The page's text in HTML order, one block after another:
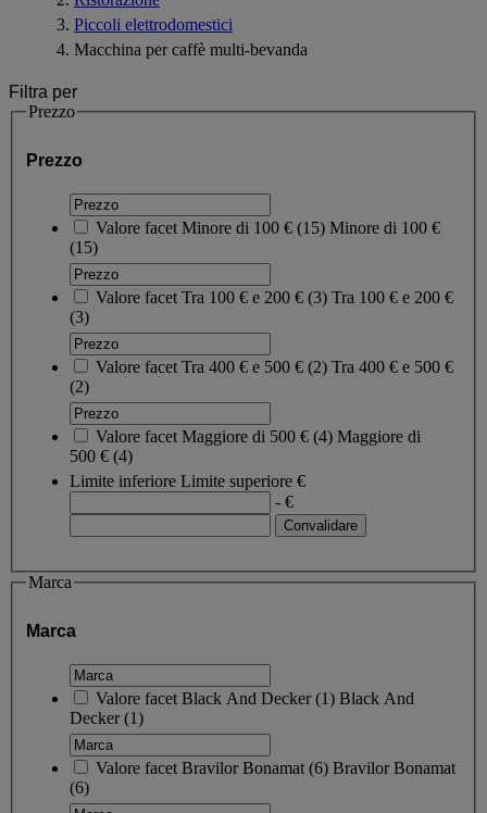
Piccoli elettrodomestici
Macchina per caffè multi-bevanda
Filtra per
Prezzo
Prezzo
Valore facet Minore di 100 € (15) Minore di 100 €
(15)
Valore facet Tra 100 € e 200 € (3) Tra 100 € e 200 €
(3)
Valore facet Tra 400 € e 500 € (2) Tra 400 € e 500 €
(2)
Valore facet Maggiore di 500 € (4) Maggiore di
500 € (4)
Limite inferiore Limite superiore €
- €
Marca
Marca
Valore facet Black And Decker(1) Black And
Decker(1)
Valore facet Bravilor Bonamat (6) Bravilor Bonamat
(6)